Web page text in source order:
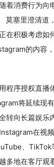
着消费行为向
莫塞里澄清道
在积极考虑如
的内容
程序授权直播
将延续现
转向长篇娱乐
在视
、TikTok
多地在客厅观